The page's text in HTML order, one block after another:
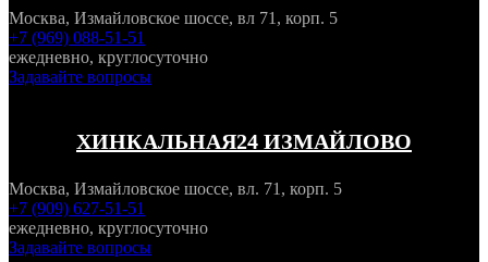
Москва, Измайловское шоссе, вл 71, корп. 5
+7 (969) 088-51-51
ежедневно, круглосуточно
Задавайте вопросы
ХИНКАЛЬНАЯ24 ИЗМАЙЛОВО
Москва, Измайловское шоссе, вл. 71, корп. 5
+7 (909) 627-51-51
ежедневно, круглосуточно
Задавайте вопросы